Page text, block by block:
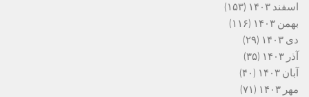
اسفند ۱۴۰۳
(۱۵۳)
بهمن ۱۴۰۳
(۱۱۶)
دی ۱۴۰۳
(۲۹)
آذر ۱۴۰۳
(۳۵)
آبان ۱۴۰۳
(۴۰)
مهر ۱۴۰۳
(۷۱)